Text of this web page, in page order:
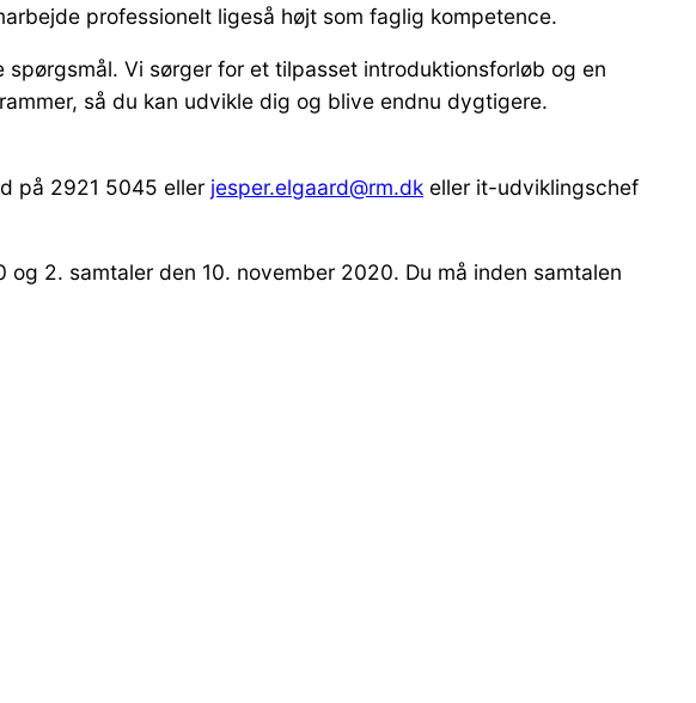
professionelt ligeså højt som faglig kompetence.
Vi sørger for et tilpasset introduktionsforløb og en
så du kan udvikle dig og blive endnu dygtigere.
på 2921 5045 eller jesper.elgaard@rm.dk eller it-udviklingschef
2. samtaler den 10. november 2020. Du må inden samtalen